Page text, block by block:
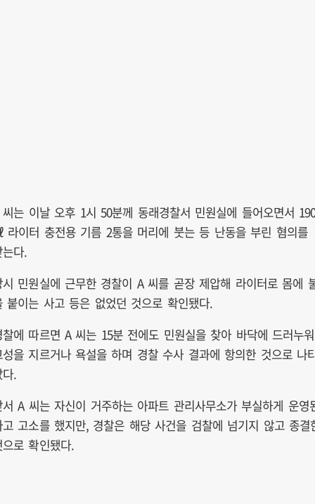
는 이날 오후 1시 50분께 동래경찰서 민원실에 들어오면서
라이터 충전용 기름 2통을 머리에 붓는 등 난동을 부린 혐의를
다.
시 민원실에 근무한 경찰이 A 씨를 곧장 제압해 라이터로 몸에
붙이는 사고 등은 없었던 것으로 확인됐다.
찰에 따르면 A 씨는 15분 전에도 민원실을 찾아 바닥에 드러누워
성을 지르거나 욕설을 하며 경찰 수사 결과에 항의한 것으로 나
.
서 A 씨는 자신이 거주하는 아파트 관리사무소가 부실하게 운영
고 고소를 했지만, 경찰은 해당 사건을 검찰에 넘기지 않고 종결
로 확인됐다.